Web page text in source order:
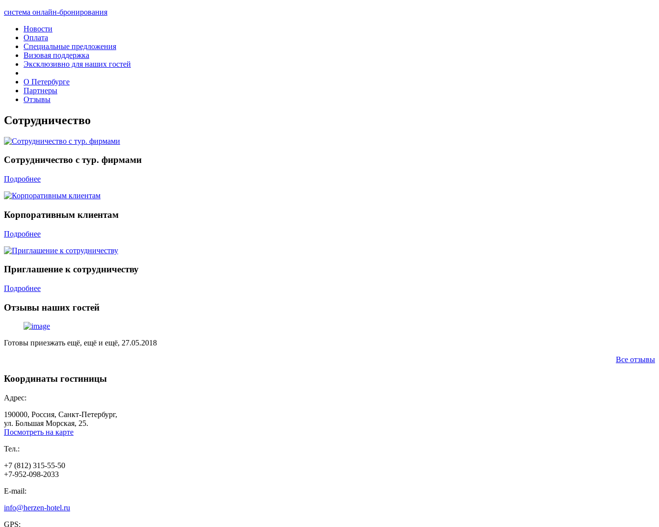
система онлайн-бронирования
Новости
Оплата
Специальные предложения
Визовая поддержка
Эксклюзивно для наших гостей
О Петербурге
Партнеры
Отзывы
Сотрудничество
Сотрудничество с тур. фирмами
Подробнее
Корпоративным клиентам
Подробнее
Приглашение к сотрудничеству
Подробнее
Отзывы наших гостей
Готовы приезжать ещё, ещё и ещё, 27.05.2018
Все отзывы
Координаты гостиницы
Адрес:
190000, Россия, Санкт-Петербург,
ул. Большая Морская, 25.
Посмотреть на карте
Тел.:
+7 (812) 315-55-50
+7-952-098-2033
E-mail:
info@herzen-hotel.ru
GPS: